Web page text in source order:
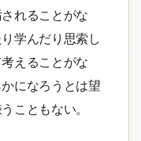
れることがな
学んだり思索し
えることがな
になろうとは望
こともない。